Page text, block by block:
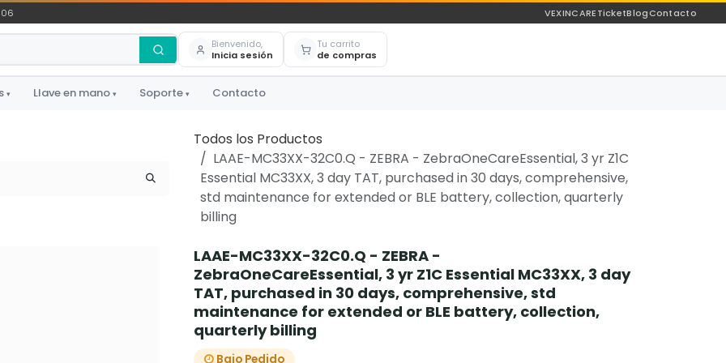
VEXINCARETicketBlogContacto
Bienvenido,
Inicia sesión
Tu carrito
de compras
▾ Llave en mano ▾ Soporte ▾ Contacto
Todos los Productos
LAAE-MC33XX-32C0.Q - ZEBRA - ZebraOneCareEssential, 3 yr Z1C
Essential MC33XX, 3 day TAT, purchased in 30 days, comprehensive,
std maintenance for extended or BLE battery, collection, quarterly
billing
LAAE-MC33XX-32C0.Q - ZEBRA -
ZebraOneCareEssential, 3 yr Z1C Essential MC33XX, 3 day
TAT, purchased in 30 days, comprehensive, std
maintenance for extended or BLE battery, collection,
quarterly billing
Bajo Pedido